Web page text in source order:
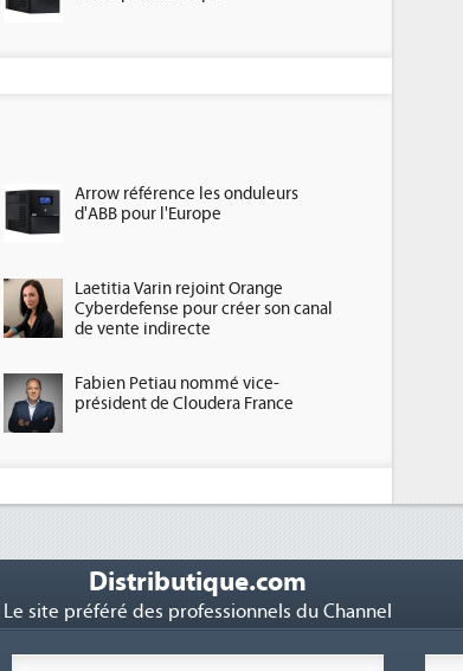
Arrow référence les onduleurs
d'ABB pour l'Europe
Laetitia Varin rejoint Orange
Cyberdefense pour créer son canal
de vente indirecte
Fabien Petiau nommé vice-
président de Cloudera France
Distributique.com
Le site préféré des professionnels du Channel